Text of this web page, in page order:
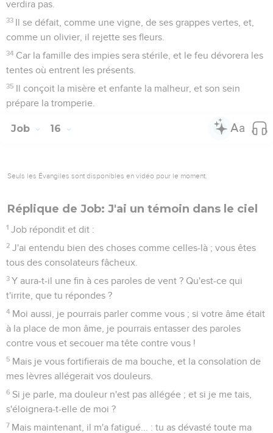
verdira pas.
33 Il se défait, comme une vigne, de ses grappes vertes, et,
comme un olivier, il rejette ses fleurs.
34 Car la famille des impies sera stérile, et le feu dévorera les
tentes où entrent les présents.
35 Il conçoit la misère et enfante la malheur, et son sein
prépare la tromperie.
Job 16
Seuls les Évangiles sont disponibles en vidéo pour le moment.
Réplique de Job: J'ai un témoin dans le ciel
1 Job répondit et dit :
2 J'ai entendu bien des choses comme celles-là ; vous êtes
tous des consolateurs fâcheux.
3 Y aura-t-il une fin à ces paroles de vent ? Qu'est-ce qui
t'irrite, que tu répondes ?
4 Moi aussi, je pourrais parler comme vous ; si votre âme était
à la place de mon âme, je pourrais entasser des paroles
contre vous et secouer ma tête contre vous !
5 Mais je vous fortifierais de ma bouche, et la consolation de
mes lèvres allégerait vos douleurs.
6 Si je parle, ma douleur n'est pas allégée ; et si je me tais,
s'éloignera-t-elle de moi ?
7 Mais maintenant, il m'a fatigué... : tu as dévasté toute ma